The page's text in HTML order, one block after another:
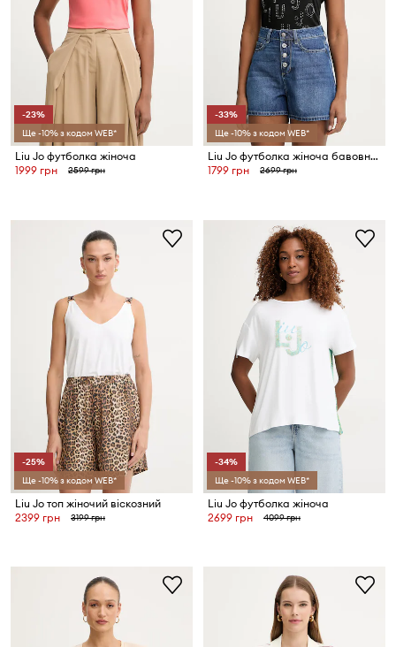
-23%
Ще -10% з кодом WEB*
Liu Jo футболка жіноча
1999 грн
2599 грн
-33%
Ще -10% з кодом WEB*
Liu Jo футболка жіноча бавовняна з еластаном
1799 грн
2699 грн
-25%
Ще -10% з кодом WEB*
Liu Jo топ жіночий віскозний
2399 грн
3199 грн
-34%
Ще -10% з кодом WEB*
Liu Jo футболка жіноча
2699 грн
4099 грн